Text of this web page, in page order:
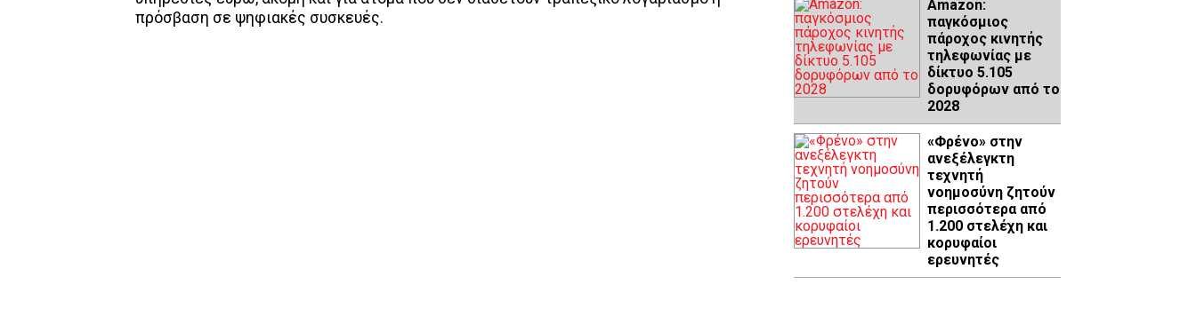
πρόσβαση σε ψηφιακές συσκευές.
Amazon:
παγκόσμιος
πάροχος κινητής
τηλεφωνίας με
δίκτυο 5.105
δορυφόρων από το
2028
«Φρένο» στην
ανεξέλεγκτη
τεχνητή
νοημοσύνη ζητούν
περισσότερα από
1.200 στελέχη και
κορυφαίοι
ερευνητές